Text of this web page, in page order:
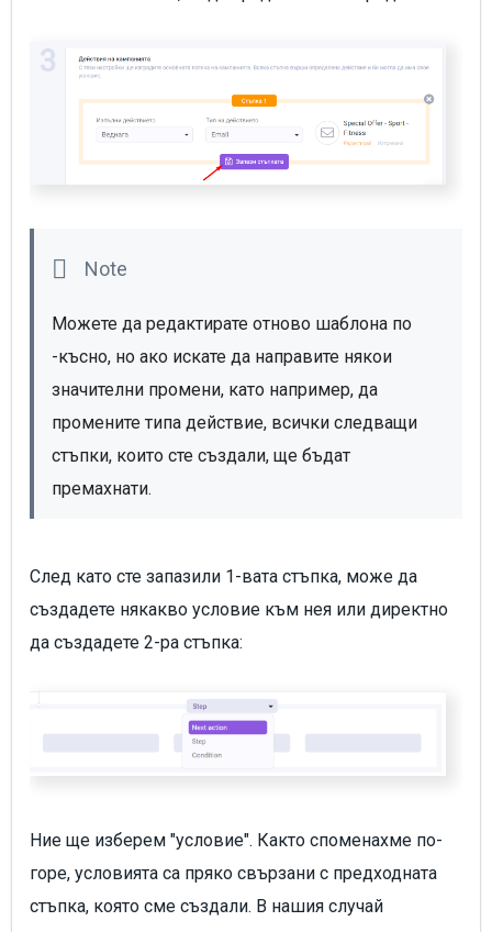
Можете да редактирате отново шаблона по
-късно, но ако искате да направите някои
значителни промени, като например, да
промените типа действие, всички следващи
стъпки, които сте създали, ще бъдат
премахнати.
След като сте запазили 1-вата стъпка, може да
създадете някакво условие към нея или директно
да създадете 2-ра стъпка:
Ние ще изберем "условие". Както споменахме по-
горе, условията са пряко свързани с предходната
стъпка, която сме създали. В нашия случай